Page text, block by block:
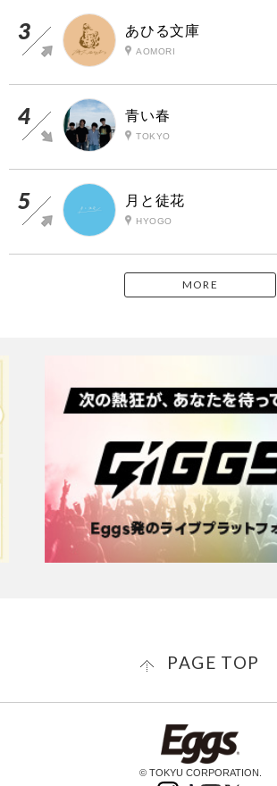
あひる文庫
AOMORI
青い春
TOKYO
月と徒花
HYOGO
MORE
PAGE TOP
© TOKYU CORPORATION.